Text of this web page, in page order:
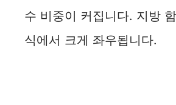
수 비중이 커집니다. 지방
식에서 크게 좌우됩니다.